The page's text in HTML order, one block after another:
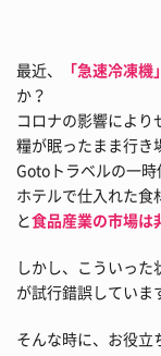
最近、 「急速冷凍機」
か？
コロナの影響によ
糧が眠ったまま行き
Gotoトラベルの一
ホテルで仕入れた食
と食品産業の市場は
しかし、こういっ
が試行錯誤していま
そんな時に、お役立